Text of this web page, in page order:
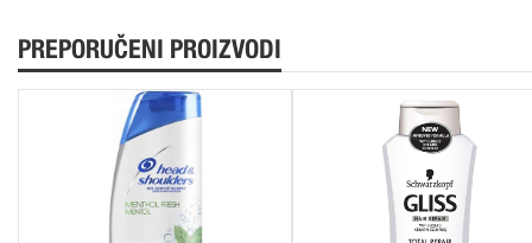
PREPORUČENI PROIZVODI